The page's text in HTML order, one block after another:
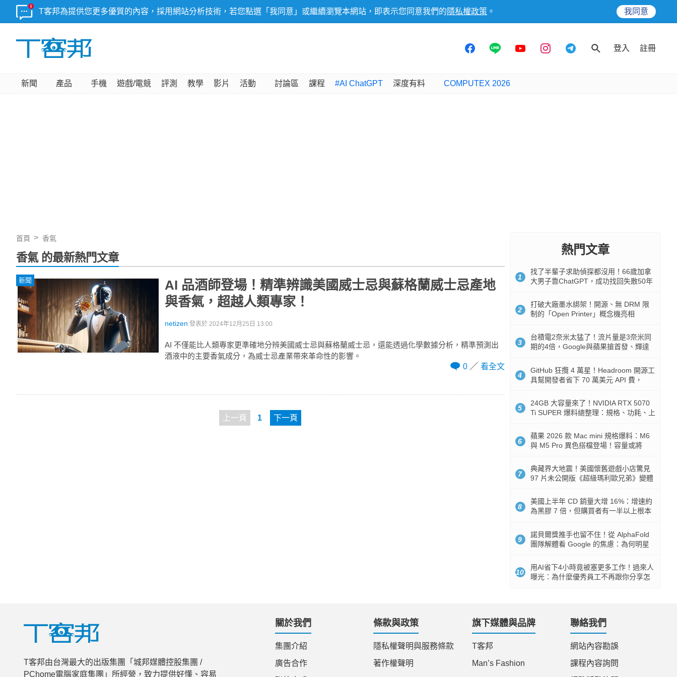
T客邦為提供您更多優質的內容，採用網站分析技術，若您點選「我同意」或繼續瀏覽本網站，即表示您同意我們的 隱私權政策 。 我同意
登入 註冊
新聞 產品 手機 遊戲/電競 評測 教學 影片 活動 討論區 課程 #AI ChatGPT 深度有料 COMPUTEX 2026
首頁 香氣
香氣 的最新熱門文章
新聞
AI 品酒師登場！精準辨識美國威士忌與蘇格蘭威士忌產地
與香氣，超越人類專家！
netizen 發表於 2024年12月25日 13:00
AI 不僅能比人類專家更準確地分辨美國威士忌與蘇格蘭威士忌，還能透過化學數據分析，精準預測出
酒液中的主要香氣成分，為威士忌產業帶來革命性的影響。
0
看全文
上一頁 1 下一頁
熱門文章
1
找了半輩子求助偵探都沒用！66歲加拿
大男子靠ChatGPT，成功找回失散50年
2
打破大廠墨水綁架！開源、無 DRM 限
制的「Open Printer」概念機亮相
3
台積電2奈米太猛了！流片量是3奈米同
期的4倍，Google與蘋果搶首發、輝達
4
GitHub 狂攬 4 萬星！Headroom 開源工
具幫開發者省下 70 萬美元 API 費，
5
24GB 大容量來了！NVIDIA RTX 5070
Ti SUPER 爆料總整理：規格、功耗、上
6
蘋果 2026 款 Mac mini 規格爆料：M6
與 M5 Pro 異色搭檔登場！容量或將
7
典藏界大地震！美國懷舊遊戲小店驚見
97 片未公開版《超級瑪利歐兄弟》變體
8
美國上半年 CD 銷量大增 16%：增速約
為黑膠 7 倍，但購買者有一半以上根本
9
諾貝爾獎推手也留不住！從 AlphaFold
團隊解體看 Google 的焦慮：為何明星
10
用AI省下4小時竟被塞更多工作！過來人
曝光：為什麼優秀員工不再跟你分享怎
T客邦由台灣最大的出版集團「城邦媒體控股集團 /
PChome電腦家庭集團」所經營，致力提供好懂、容易
關於我們
集團介紹
廣告合作
條款與政策
隱私權聲明與服務條款
著作權聲明
旗下媒體與品牌
T客邦
Man’s Fashion
聯絡我們
網站內容勘誤
課程內容詢問